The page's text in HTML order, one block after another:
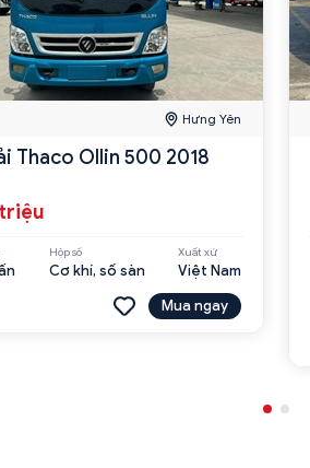
Hưng Yên
Thaco Ollin 500 2018
Hộp số
Cơ khí, số sàn
Xuất xứ
Việt Nam
Mua ngay